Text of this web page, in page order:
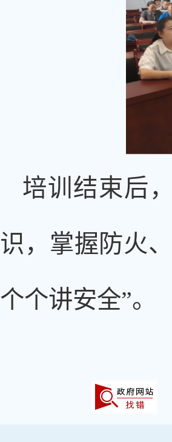
培训结束后
识，掌握防火
个个讲安全”。